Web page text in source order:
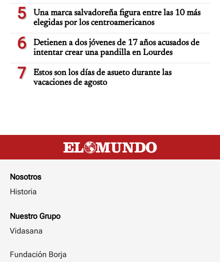
5
Una marca salvadoreña figura entre las 10 más
elegidas por los centroamericanos
6
Detienen a dos jóvenes de 17 años acusados de
intentar crear una pandilla en Lourdes
7
Estos son los días de asueto durante las
vacaciones de agosto
Nosotros
Historia
Nuestro Grupo
Vidasana
Fundación Borja